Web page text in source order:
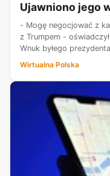
Ujawniono jego
- Mogę negocjować z
z Trumpem -
Wnuk byłego
Today" gotowość do
Wirtualna Polska